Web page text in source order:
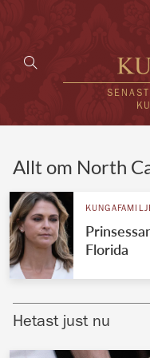
Allt om North
Florida
Hetast just nu